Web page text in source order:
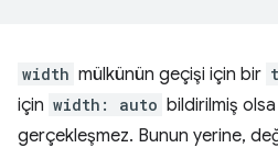
width mülkünün geçişi için bir
için width: auto bildirilmiş
gerçekleşmez. Bunun yerine,